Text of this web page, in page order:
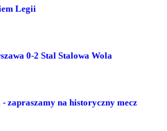
Legii
0-2 Stal Stalowa Wola
zapraszamy na historyczny mecz